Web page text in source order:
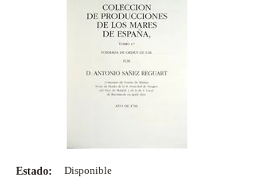
Estado: Disponible